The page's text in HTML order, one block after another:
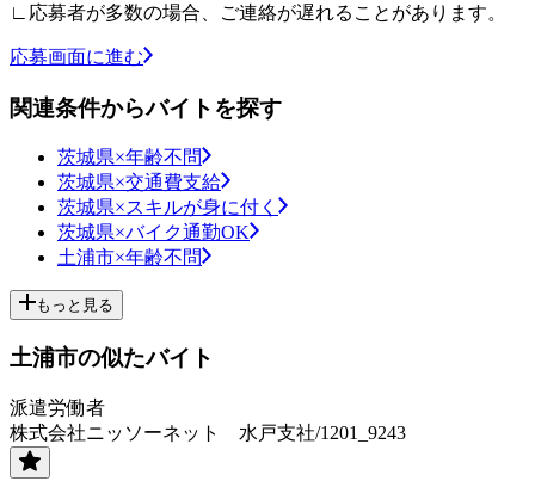
∟応募者が多数の場合、ご連絡が遅れることがあります。
応募画面に進む
関連条件からバイトを探す
茨城県×年齢不問
茨城県×交通費支給
茨城県×スキルが身に付く
茨城県×バイク通勤OK
土浦市×年齢不問
もっと見る
土浦市の似たバイト
派遣労働者
株式会社ニッソーネット 水戸支社/1201_9243